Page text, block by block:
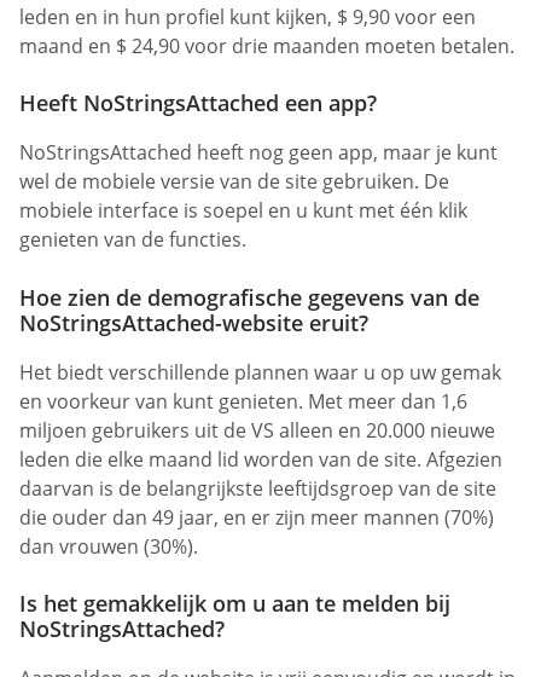
leden en in hun profiel kunt kijken, $ 9,90 voor een
maand en $ 24,90 voor drie maanden moeten betalen.
Heeft NoStringsAttached een app?
NoStringsAttached heeft nog geen app, maar je kunt
wel de mobiele versie van de site gebruiken. De
mobiele interface is soepel en u kunt met één klik
genieten van de functies.
Hoe zien de demografische gegevens van de
NoStringsAttached-website eruit?
Het biedt verschillende plannen waar u op uw gemak
en voorkeur van kunt genieten. Met meer dan 1,6
miljoen gebruikers uit de VS alleen en 20.000 nieuwe
leden die elke maand lid worden van de site. Afgezien
daarvan is de belangrijkste leeftijdsgroep van de site
die ouder dan 49 jaar, en er zijn meer mannen (70%)
dan vrouwen (30%).
Is het gemakkelijk om u aan te melden bij
NoStringsAttached?